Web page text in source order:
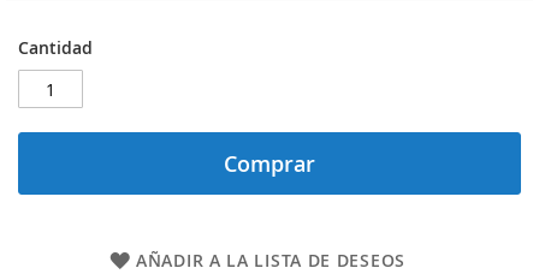
Cantidad
Comprar
AÑADIR A LA LISTA DE DESEOS